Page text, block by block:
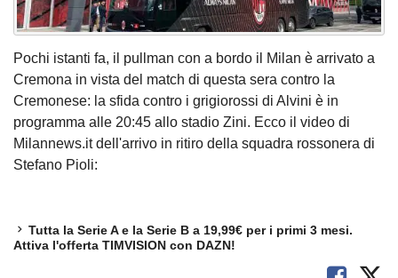
Pochi istanti fa, il pullman con a bordo il Milan è arrivato a
Cremona in vista del match di questa sera contro la
Cremonese: la sfida contro i grigiorossi di Alvini è in
programma alle 20:45 allo stadio Zini. Ecco il video di
Milannews.it dell'arrivo in ritiro della squadra rossonera di
Stefano Pioli:
Tutta la Serie A e la Serie B a 19,99€ per i primi 3 mesi.
Attiva l'offerta TIMVISION con DAZN!